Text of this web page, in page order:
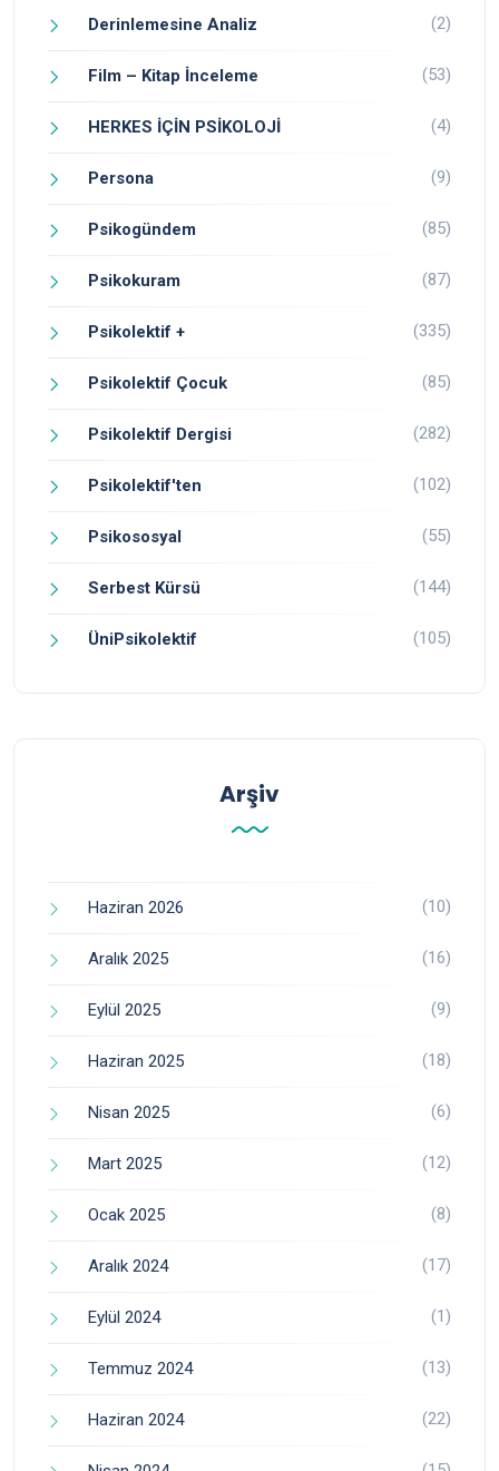
Derinlemesine Analiz (2)
Film – Kitap İnceleme (53)
HERKES İÇİN PSİKOLOJİ (4)
Persona (9)
Psikogündem (85)
Psikokuram (87)
Psikolektif + (335)
Psikolektif Çocuk (85)
Psikolektif Dergisi (282)
Psikolektif'ten (102)
Psikososyal (55)
Serbest Kürsü (144)
ÜniPsikolektif (105)
Arşiv
Haziran 2026 (10)
Aralık 2025 (16)
Eylül 2025 (9)
Haziran 2025 (18)
Nisan 2025 (6)
Mart 2025 (12)
Ocak 2025 (8)
Aralık 2024 (17)
Eylül 2024 (1)
Temmuz 2024 (13)
Haziran 2024 (22)